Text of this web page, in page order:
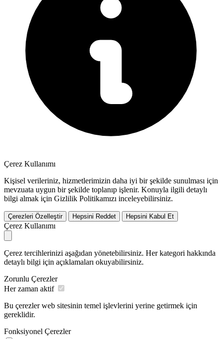
Çerez Kullanımı
Kişisel verileriniz, hizmetlerimizin daha iyi bir şekilde sunulması için
mevzuata uygun bir şekilde toplanıp işlenir. Konuyla ilgili detaylı
bilgi almak için Gizlilik Politikamızı inceleyebilirsiniz.
Çerezleri Özelleştir Hepsini Reddet Hepsini Kabul Et
Çerez Kullanımı
Çerez tercihlerinizi aşağıdan yönetebilirsiniz. Her kategori hakkında
detaylı bilgi için açıklamaları okuyabilirsiniz.
Zorunlu Çerezler
Her zaman aktif
Bu çerezler web sitesinin temel işlevlerini yerine getirmek için
gereklidir.
Fonksiyonel Çerezler